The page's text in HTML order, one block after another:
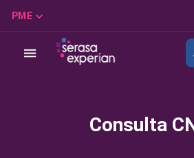
PME
Consulta